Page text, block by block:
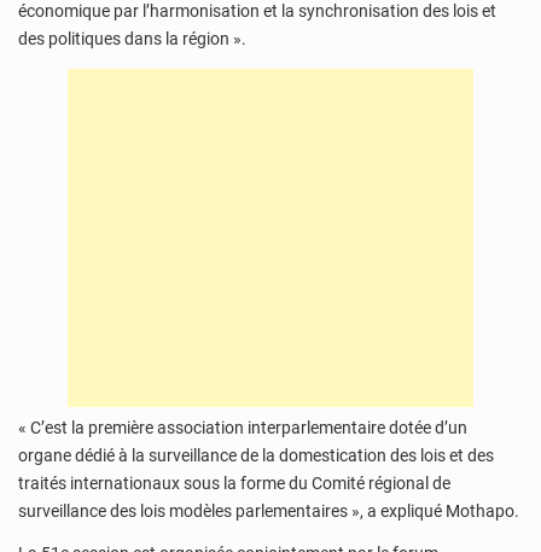
économique par l’harmonisation et la synchronisation des lois et
des politiques dans la région ».
« C’est la première association interparlementaire dotée d’un
organe dédié à la surveillance de la domestication des lois et des
traités internationaux sous la forme du Comité régional de
surveillance des lois modèles parlementaires », a expliqué Mothapo.